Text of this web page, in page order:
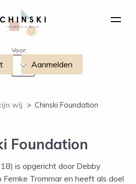
Voor:
Aanmelden
wij > Chinski Foundation
Foundation
is opgericht door Debby
Trommar en heeft als doel